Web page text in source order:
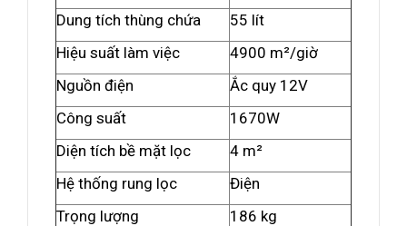
Dung tích thùng chứa
55 lít
Hiệu suất làm việc
4900 m²/giờ
Nguồn điện
Ắc quy 12V
Công suất
1670W
Diện tích bề mặt lọc
4 m²
Hệ thống rung lọc
Điện
Trọng lượng
186 kg